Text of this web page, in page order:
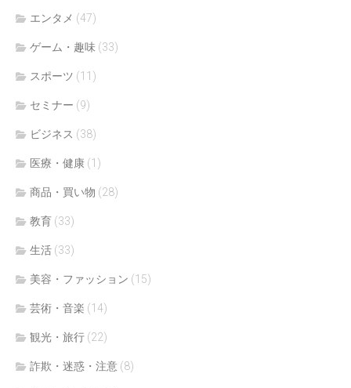
エンタメ (47)
ゲーム・趣味 (33)
スポーツ (11)
セミナー (9)
ビジネス (38)
医療・健康 (1)
商品・買い物 (28)
教育 (33)
生活 (33)
美容・ファッション (15)
芸術・音楽 (14)
観光・旅行 (22)
詐欺・迷惑・注意 (8)